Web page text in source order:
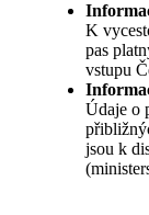
K
pas
vstupu
Údaje o
jsou k